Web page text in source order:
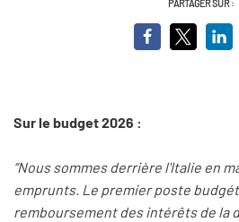
PARTAGER SUR :
Sur le budget 2026 :
“Nous sommes derrière l'Italie en
emprunts. Le premier poste
remboursement des intérêts de la